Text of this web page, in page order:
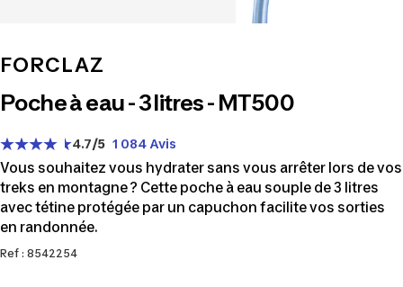
FORCLAZ
Poche à eau - 3 litres - MT500
4.7/5 1 084 Avis
Vous souhaitez vous hydrater sans vous arrêter lors de vos
treks en montagne ? Cette poche à eau souple de 3 litres
avec tétine protégée par un capuchon facilite vos sorties
en randonnée.
Ref : 8542254